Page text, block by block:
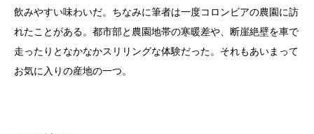
飲みやすい味わいだ。ちなみに筆者は一度コロンビアの農園に訪
れたことがある。都市部と農園地帯の寒暖差や、断崖絶壁を車で
走ったりとなかなかスリリングな体験だった。それもあいまって
お気に入りの産地の一つ。